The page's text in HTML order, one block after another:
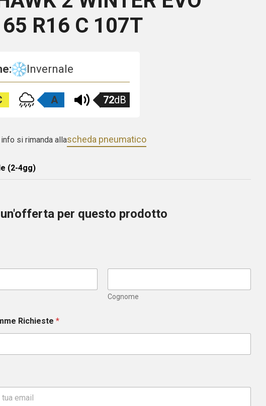
R16 C 107T
Invernale
A 72dB
si rimanda allascheda pneumatico
(2-4gg)
per questo prodotto
Cognome
Richieste*